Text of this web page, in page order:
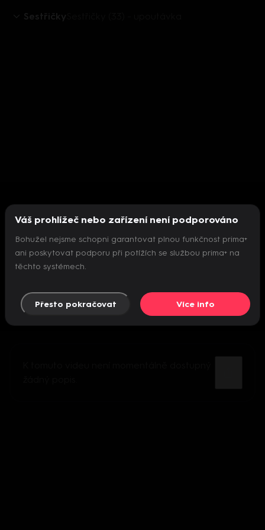
Sestřičky
Nepodařilo se inicializovat přehrávač
Váš prohlížeč nebo zařízení není podporováno
Bohužel nejsme schopni garantovat plnou funkčnost prima+
ani poskytovat podporu při potížích se službou prima+ na
těchto systémech.
Přesto pokračovat Více info